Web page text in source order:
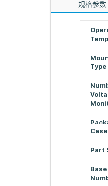
规格参数
Type
Case
Part